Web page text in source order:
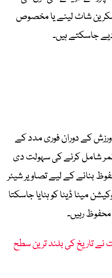
کر اسکرین شاٹ لینے یا مخصوص
جاسکتے ہیں۔
ورزش کے دوران فوری مدد کے
شامل کرنے کی سہولت دی
بنانے کے لیے تصاویر شیئر
میٹا ڈیٹا کو ہٹایا جاسکتا
رہیں۔
نے تاریخ کی بلند ترین سطح